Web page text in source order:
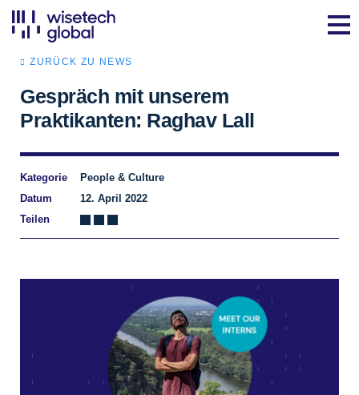
ZURÜCK ZU NEWS
Gespräch mit unserem
Praktikanten: Raghav Lall
Kategorie
People & Culture
Datum
12. April 2022
Teilen